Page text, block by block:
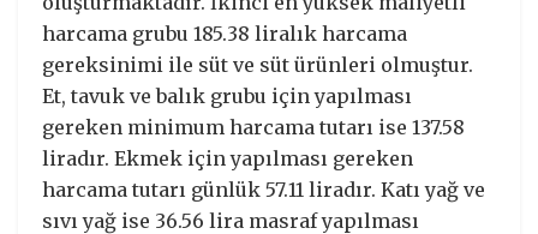
harcama grubu 185.38 liralık harcama
gereksinimi ile süt ve süt ürünleri olmuştur.
Et, tavuk ve balık grubu için yapılması
gereken minimum harcama tutarı ise 137.58
liradır. Ekmek için yapılması gereken
harcama tutarı günlük 57.11 liradır. Katı yağ ve
sıvı yağ ise 36.56 lira masraf yapılması